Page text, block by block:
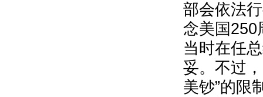
部会依法
念美国250
当时在任
妥。不过
美钞”的限